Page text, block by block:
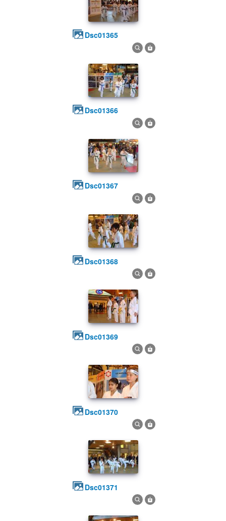
dsc01365
dsc01366
dsc01367
dsc01368
dsc01369
dsc01370
dsc01371